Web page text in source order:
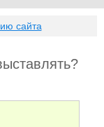
сайта